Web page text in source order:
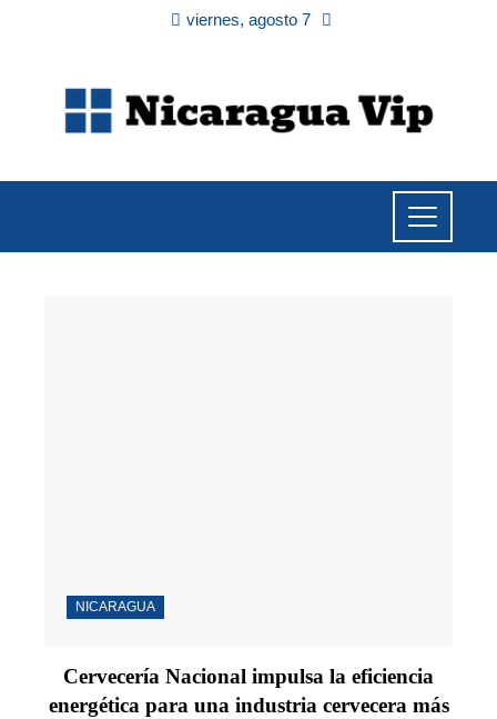
viernes, agosto 7
NICARAGUA
Cervecería Nacional impulsa la eficiencia
energética para una industria cervecera más